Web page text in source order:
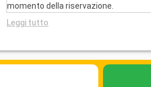
momento della riservazione.
Leggi tutto